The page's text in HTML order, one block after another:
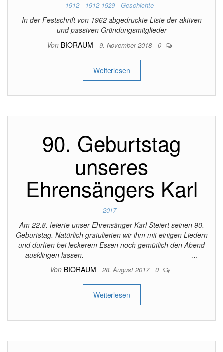
1912 1912-1929 Geschichte
In der Festschrift von 1962 abgedruckte Liste der aktiven
und passiven Gründungsmitglieder
Von BIORAUM 9. November 2018 0
Weiterlesen
90. Geburtstag
unseres
Ehrensängers Karl
2017
Am 22.8. feierte unser Ehrensänger Karl Steiert seinen 90.
Geburtstag. Natürlich gratulierten wir ihm mit einigen Liedern
und durften bei leckerem Essen noch gemütlich den Abend
ausklingen lassen. …
Von BIORAUM 28. August 2017 0
Weiterlesen